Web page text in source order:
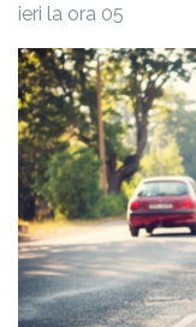
ieri la ora 05